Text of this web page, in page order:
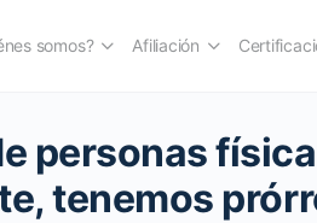
somos? Afiliación
personas
tenemos